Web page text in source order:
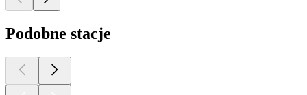
Podobne stacje